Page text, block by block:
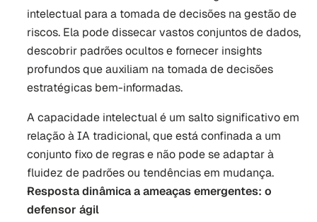
intelectual para a tomada de decisões na gestão de
riscos. Ela pode dissecar vastos conjuntos de dados,
descobrir padrões ocultos e fornecer insights
profundos que auxiliam na tomada de decisões
estratégicas bem-informadas.
A capacidade intelectual é um salto significativo em
relação à IA tradicional, que está confinada a um
conjunto fixo de regras e não pode se adaptar à
fluidez de padrões ou tendências em mudança.
Resposta dinâmica a ameaças emergentes: o
defensor ágil